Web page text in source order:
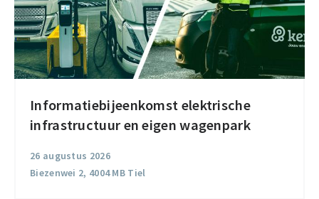
Informatiebijeenkomst elektrische
infrastructuur en eigen wagenpark
26 augustus 2026
Biezenwei 2, 4004 MB Tiel
Informatiebijeenkomst
elektrische
en